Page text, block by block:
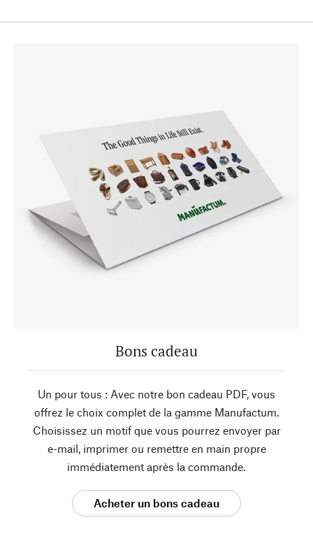
Bons cadeau
Un pour tous : Avec notre bon cadeau PDF, vous
offrez le choix complet de la gamme Manufactum.
Choisissez un motif que vous pourrez envoyer par
e-mail, imprimer ou remettre en main propre
immédiatement après la commande.
Acheter un bons cadeau